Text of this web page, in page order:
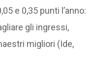
e 0,35 punti l’anno:
gli ingressi,
migliori (Ide,